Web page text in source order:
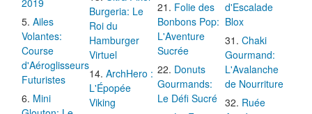
Ailes
Volantes:
Course
d'Aéroglisseurs
Futuristes
Mini
Burgeria: Le
Roi du
Hamburger
Virtuel
ArchHero :
L'Épopée
Viking
Folie des
Bonbons Pop:
L'Aventure
Sucrée
Donuts
Gourmands:
Le Défi Sucré
d'Escalade
Blox
Chaki
Gourmand:
L'Avalanche
de Nourriture
Ruée